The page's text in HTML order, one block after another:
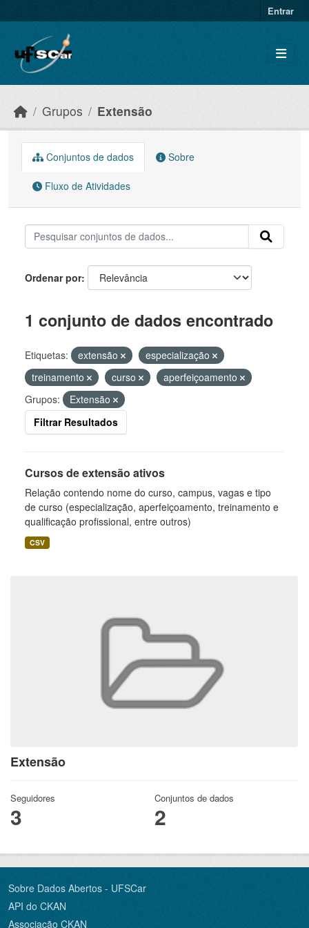
Entrar
Grupos Extensão
Extensão
Seguidores
3
Conjuntos de dados
2
Conjuntos de dados Sobre
Fluxo de Atividades
Ordenar por
1 conjunto de dados encontrado
Etiquetas: extensão
especialização
treinamento
curso
aperfeiçoamento
Grupos:
Extensão
Filtrar Resultados
Cursos de extensão ativos
Relação contendo nome do curso, campus, vagas e tipo
de curso (especialização, aperfeiçoamento, treinamento e
qualificação profissional, entre outros)
CSV
Sobre Dados Abertos - UFSCar
API do CKAN
Associação CKAN